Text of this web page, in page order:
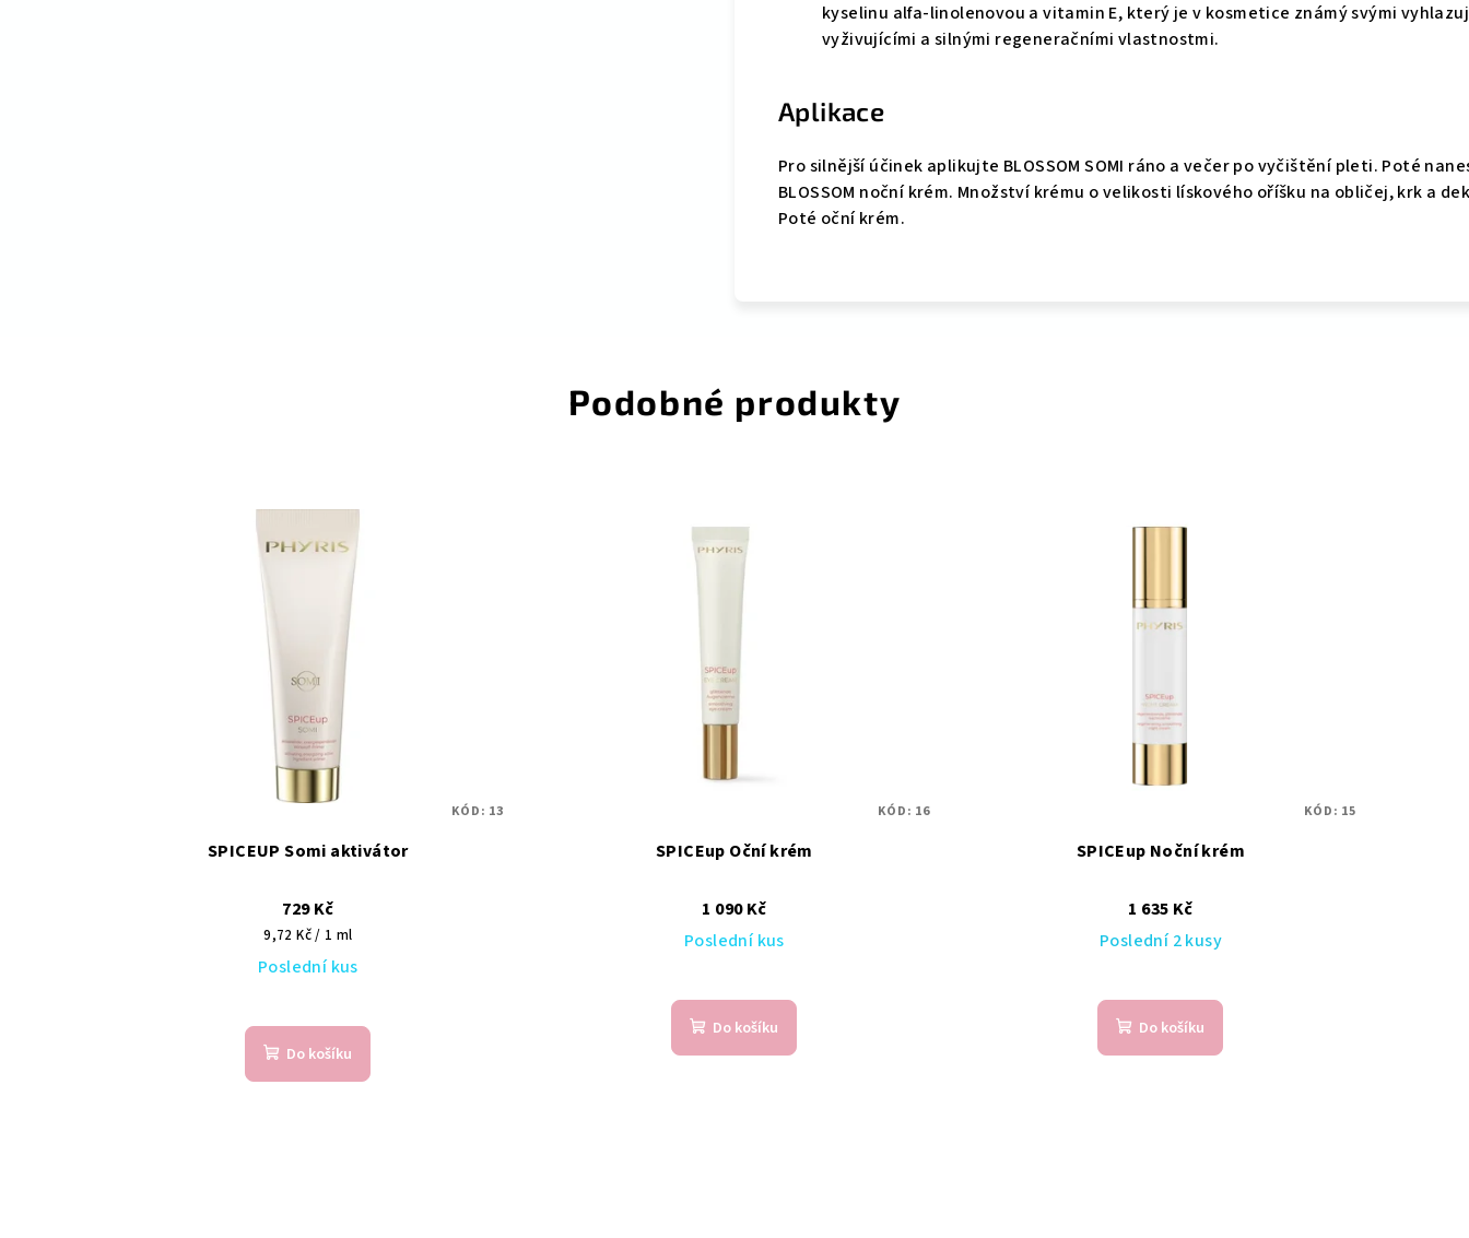
kyselinu alfa-linolenovou a vitamin E, který je v kosmetice známý svými
vyživujícími a silnými regeneračními vlastnostmi.
Aplikace
Pro silnější účinek aplikujte BLOSSOM SOMI ráno a večer po vyčištění pleti. Poté
BLOSSOM noční krém. Množství krému o velikosti lískového oříšku na obličej, krk a
Poté oční krém.
Podobné produkty
SPICEUP Somi aktivátor
729 Kč
Měrná
cena:
9,72 Kč / 1 ml
Poslední kus
Do košíku
KÓD: 13
SPICEup Oční krém
1 090 Kč
Poslední kus
Do košíku
KÓD: 16
SPICEup Noční krém
1 635 Kč
Poslední 2 kusy
Do košíku
KÓD: 15